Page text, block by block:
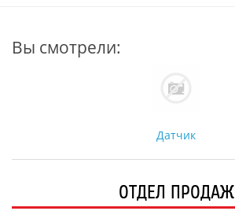
Вы смотрели:
Датчик
ОТДЕЛ ПРОДАЖ